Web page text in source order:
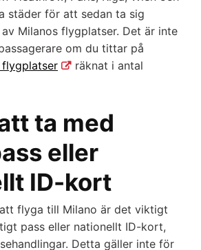
städer för att sedan ta sig
Milanos flygplatser. Det är inte
om du tittar på
räknat i antal
ta med
eller
ID-kort
flyga till Milano är det viktigt
pass eller nationellt ID-kort,
Detta gäller inte för